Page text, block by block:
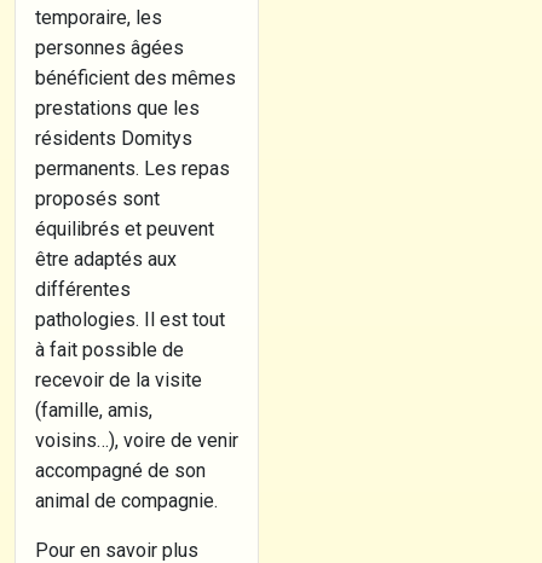
temporaire, les
personnes âgées
bénéficient des mêmes
prestations que les
résidents Domitys
permanents. Les repas
proposés sont
équilibrés et peuvent
être adaptés aux
différentes
pathologies. Il est tout
à fait possible de
recevoir de la visite
(famille, amis,
voisins…), voire de venir
accompagné de son
animal de compagnie.
Pour en savoir plus